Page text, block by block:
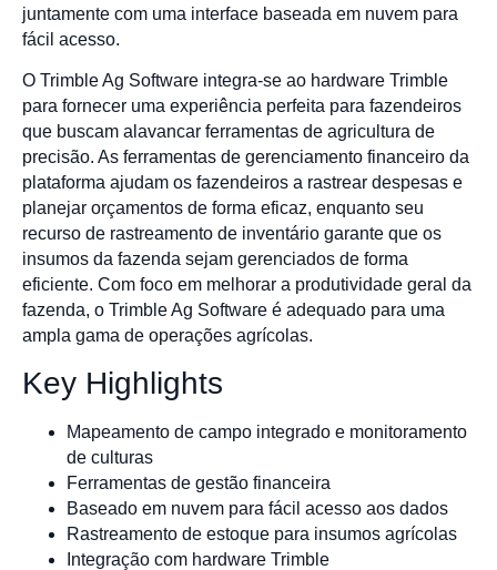
juntamente com uma interface baseada em nuvem para
fácil acesso.
O Trimble Ag Software integra-se ao hardware Trimble
para fornecer uma experiência perfeita para fazendeiros
que buscam alavancar ferramentas de agricultura de
precisão. As ferramentas de gerenciamento financeiro da
plataforma ajudam os fazendeiros a rastrear despesas e
planejar orçamentos de forma eficaz, enquanto seu
recurso de rastreamento de inventário garante que os
insumos da fazenda sejam gerenciados de forma
eficiente. Com foco em melhorar a produtividade geral da
fazenda, o Trimble Ag Software é adequado para uma
ampla gama de operações agrícolas.
Key Highlights
Mapeamento de campo integrado e monitoramento
de culturas
Ferramentas de gestão financeira
Baseado em nuvem para fácil acesso aos dados
Rastreamento de estoque para insumos agrícolas
Integração com hardware Trimble